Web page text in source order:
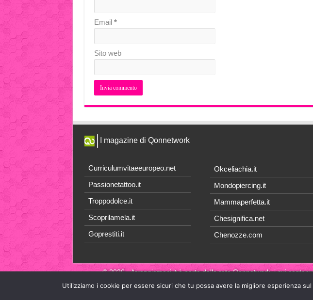
Email *
Sito web
I magazine di Qonnetwork
Curriculumvitaeeuropeo.net
Passionetattoo.it
Troppodolce.it
Scoprilamela.it
Goprestiti.it
Okceliachia.it
Mondopiercing.it
Mammaperfetta.it
Chesignifica.net
Chenozze.com
© 2026 - Arrangiamoci.it è parte della rete Qonnetwork, i cui
Utilizziamo i cookie per essere sicuri che tu possa avere la migliore esperienza